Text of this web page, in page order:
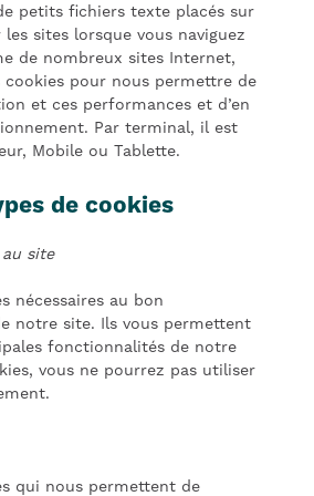
petits fichiers texte placés sur
sites lorsque vous naviguez
de nombreux sites Internet,
cookies pour nous permettre de
et ces performances et d’en
Par terminal, il est
Mobile ou Tablette.
de cookies
site
nécessaires au bon
notre site. Ils vous permettent
fonctionnalités de notre
vous ne pourrez pas utiliser
qui nous permettent de